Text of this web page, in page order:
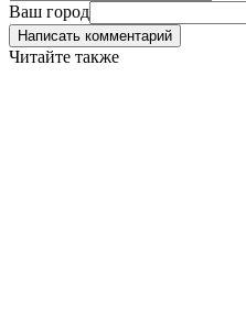
Ваш город
Написать комментарий
Читайте также